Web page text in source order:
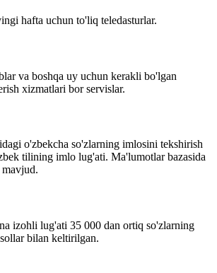
hafta uchun to'liq teledasturlar.
va boshqa uy uchun kerakli bo'lgan
xizmatlari bor servislar.
o'zbekcha so'zlarning imlosini tekshirish
tilining imlo lug'ati. Ma'lumotlar bazasida
izohli lug'ati 35 000 dan ortiq so'zlarning
bilan keltirilgan.